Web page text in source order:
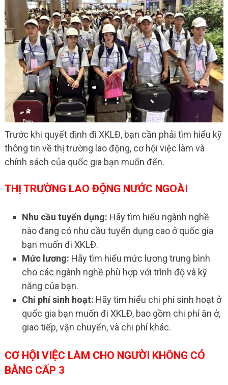
Trước khi quyết định đi XKLĐ, bạn cần phải tìm hiểu kỹ
thông tin về thị trường lao động, cơ hội việc làm và
chính sách của quốc gia bạn muốn đến.
THỊ TRƯỜNG LAO ĐỘNG NƯỚC NGOÀI
Nhu cầu tuyển dụng: Hãy tìm hiểu ngành nghề
nào đang có nhu cầu tuyển dụng cao ở quốc gia
bạn muốn đi XKLĐ.
Mức lương: Hãy tìm hiểu mức lương trung bình
cho các ngành nghề phù hợp với trình độ và kỹ
năng của bạn.
Chi phí sinh hoạt: Hãy tìm hiểu chi phí sinh hoạt ở
quốc gia bạn muốn đi XKLĐ, bao gồm chi phí ăn ở,
giao tiếp, vận chuyển, và chi phí khác.
CƠ HỘI VIỆC LÀM CHO NGƯỜI KHÔNG CÓ
BẰNG CẤP 3